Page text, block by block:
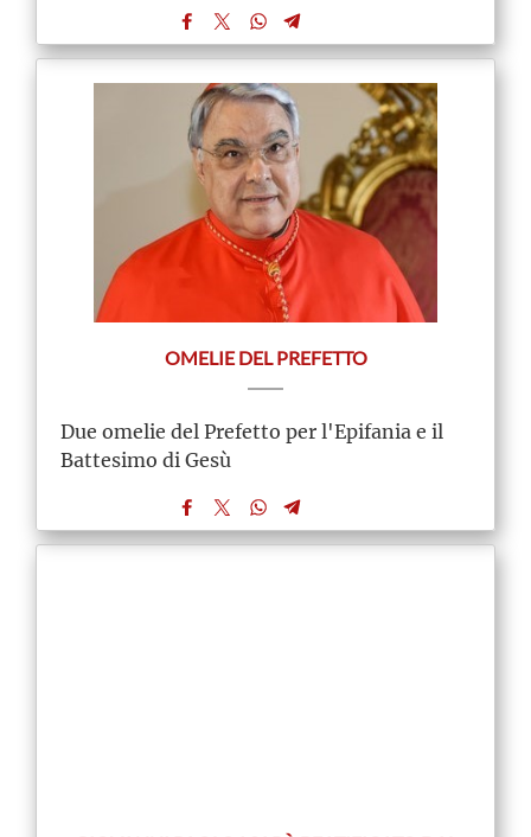
OMELIE DEL PREFETTO
Due omelie del Prefetto per l'Epifania e il
Battesimo di Gesù